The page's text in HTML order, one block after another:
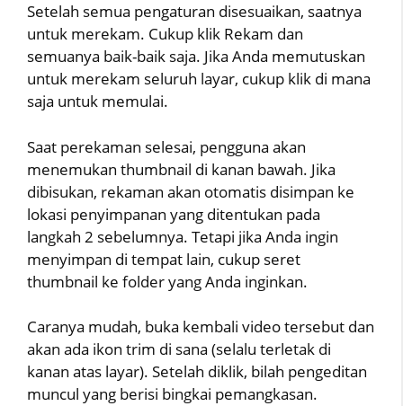
Setelah semua pengaturan disesuaikan, saatnya
untuk merekam. Cukup klik Rekam dan
semuanya baik-baik saja. Jika Anda memutuskan
untuk merekam seluruh layar, cukup klik di mana
saja untuk memulai.
Saat perekaman selesai, pengguna akan
menemukan thumbnail di kanan bawah. Jika
dibisukan, rekaman akan otomatis disimpan ke
lokasi penyimpanan yang ditentukan pada
langkah 2 sebelumnya. Tetapi jika Anda ingin
menyimpan di tempat lain, cukup seret
thumbnail ke folder yang Anda inginkan.
Caranya mudah, buka kembali video tersebut dan
akan ada ikon trim di sana (selalu terletak di
kanan atas layar). Setelah diklik, bilah pengeditan
muncul yang berisi bingkai pemangkasan.